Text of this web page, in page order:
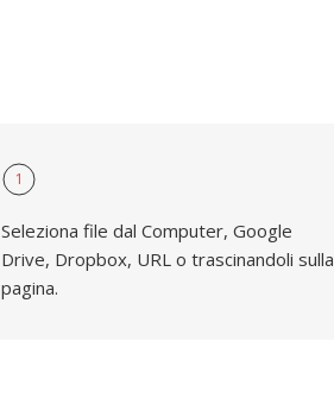
1
Seleziona file dal Computer, Google
Drive, Dropbox, URL o trascinandoli sulla
pagina.